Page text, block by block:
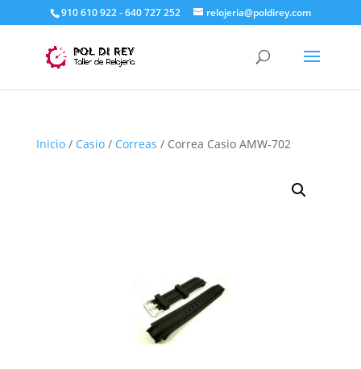
910 610 922 - 640 727 252 relojeria@poldirey.com
Inicio/ Casio/ Correas / Correa Casio AMW-702